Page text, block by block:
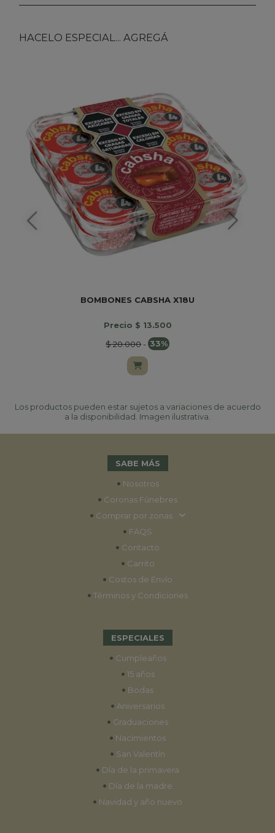
HACELO ESPECIAL... AGREGÁ
BOMBONES CABSHA X18U
Precio $ 13.500
$ 20.000- 33%
Los productos pueden estar sujetos a variaciones de acuerdo
a la disponibilidad. Imagen ilustrativa.
SABE MÁS
• Nosotros
• Coronas Fúnebres
• Comprar por zonas
• FAQS
• Contacto
• Carrito
• Costos de Envío
• Términos y Condiciones
ESPECIALES
• Cumpleaños
• 15 años
• Bodas
• Aniversarios
• Graduaciones
• Nacimientos
• San Valentín
• Día de la primavera
• Día de la madre
• Navidad y año nuevo